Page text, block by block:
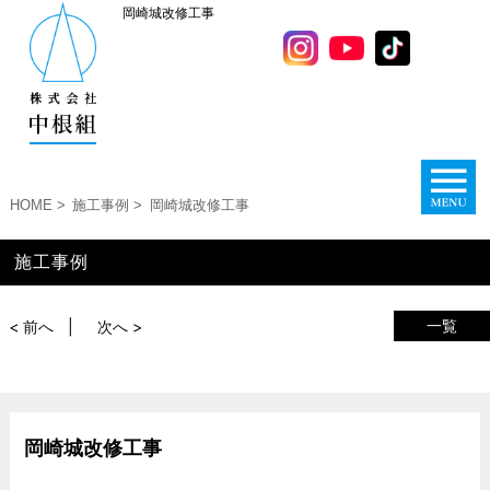
岡崎城改修工事
HOME 施工事例 岡崎城改修工事
施工事例
一覧
< 前へ 次へ >
岡崎城改修工事